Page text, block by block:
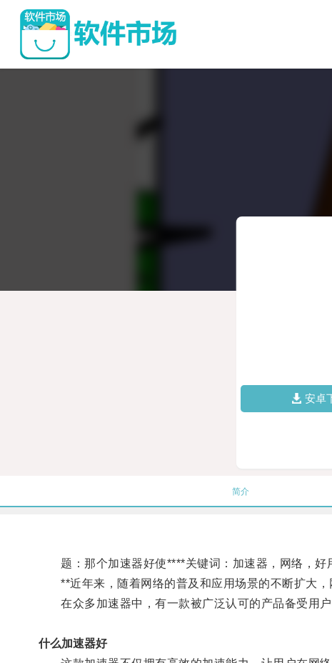
安卓
简介
题：那个加速器好使****关键词：加速器，网络，好
**近年来，随着网络的普及和应用场景的不断扩大，
在众多加速器中，有一款被广泛认可的产品备受用户
什么加速器好